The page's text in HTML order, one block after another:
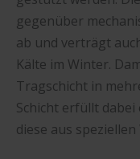
gegenüber
ab und verträgt
Kälte im Winter.
Tragschicht in
Schicht erfüllt
diese aus